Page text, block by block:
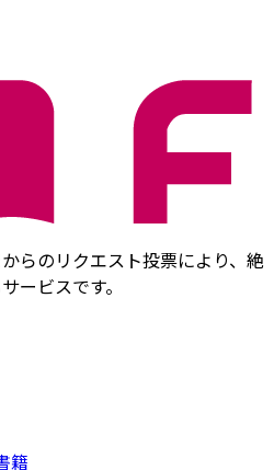
らのリクエスト投票により、絶
ービスです。
籍